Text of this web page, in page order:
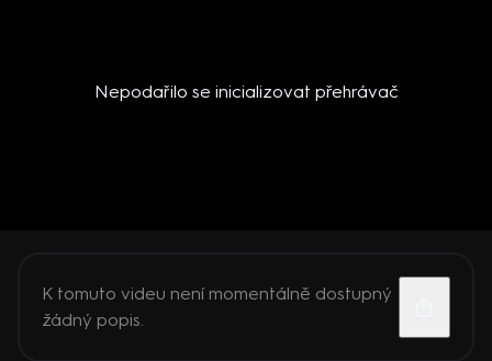
Nepodařilo se inicializovat přehrávač
K tomuto videu není momentálně dostupný
žádný popis.